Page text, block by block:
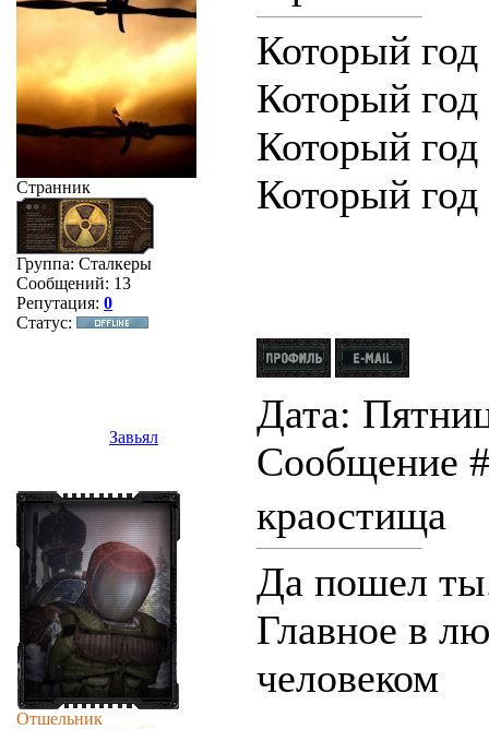
Странник
Группа: Сталкеры
Сообщений: 13
Репутация: 0
Статус:
Который
Который год
Который год
Который год
Завьял
Дата:
Сообщение
Отшельник
краостища
Да пошел
Главное в
человеком